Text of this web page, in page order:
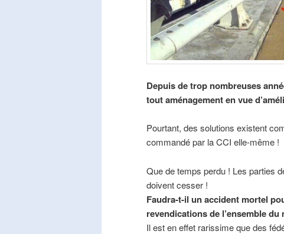
Depuis de trop nombreuses
tout aménagement en vue
Pourtant, des solutions existent
commandé par la CCI elle-même !
Que de temps perdu ! Les parties
doivent cesser !
Faudra-t-il un accident mortel
revendications de l’ensemble du
Il est en effet rarissime que des